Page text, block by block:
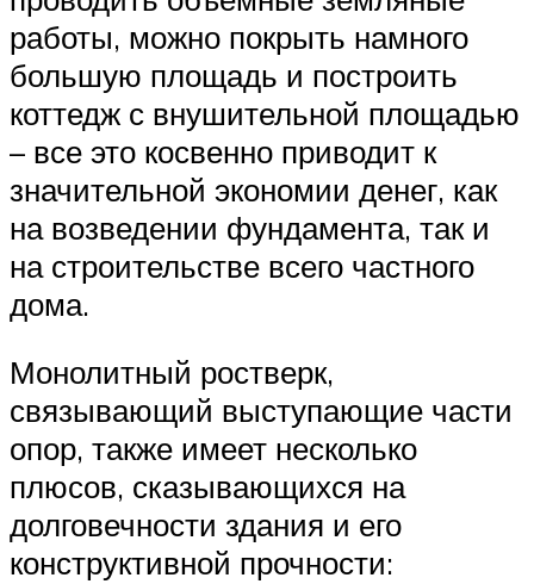
работы, можно покрыть намного
большую площадь и построить
коттедж с внушительной площадью
– все это косвенно приводит к
значительной экономии денег, как
на возведении фундамента, так и
на строительстве всего частного
дома.
Монолитный ростверк,
связывающий выступающие части
опор, также имеет несколько
плюсов, сказывающихся на
долговечности здания и его
конструктивной прочности: